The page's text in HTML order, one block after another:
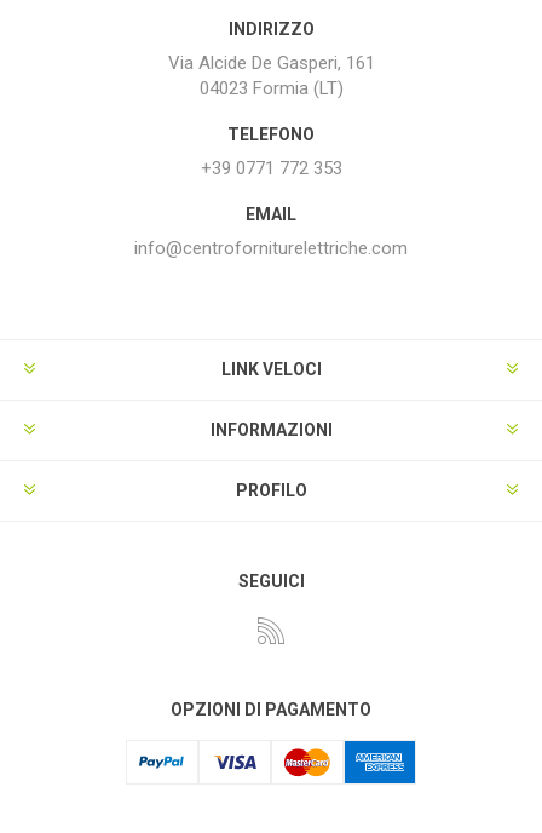
INDIRIZZO
Via Alcide De Gasperi, 161
04023 Formia (LT)
TELEFONO
+39 0771 772 353
EMAIL
info@centroforniturelettriche.com
LINK VELOCI
INFORMAZIONI
PROFILO
SEGUICI
OPZIONI DI PAGAMENTO